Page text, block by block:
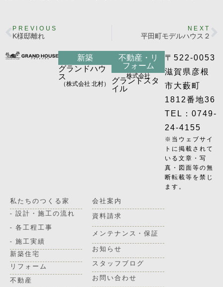
PREVIOUS
K様邸離れ
NEXT
平田町モデルハウス２
新築
グランドハウ
ス
（株式会社 北村）
不動産・リ
フォーム
株式会社
グランドスタ
イル
〒522-0053
滋賀県彦根
市大藪町
1812番地36
TEL：0749-
24-4155
※当ウェブサイ
トに掲載されて
いる文章・写
真・図面等の無
断転載等を禁じ
ます。
私たちのつくる家
- 設計・施工の流れ
- 各工程工事
- 施工実績
新築住宅
リフォーム
不動産
会社案内
資料請求
メンテナンス・保証
お知らせ
スタッフブログ
お問い合わせ